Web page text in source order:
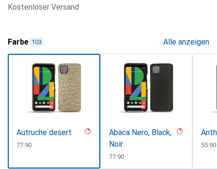
kostenloser Versand
Farbe 103 Alle anzeigen
Autruche desert
CHF
77.90
Abaca Nero, Black,
Noir
CHF
77.90
CHF
55.90